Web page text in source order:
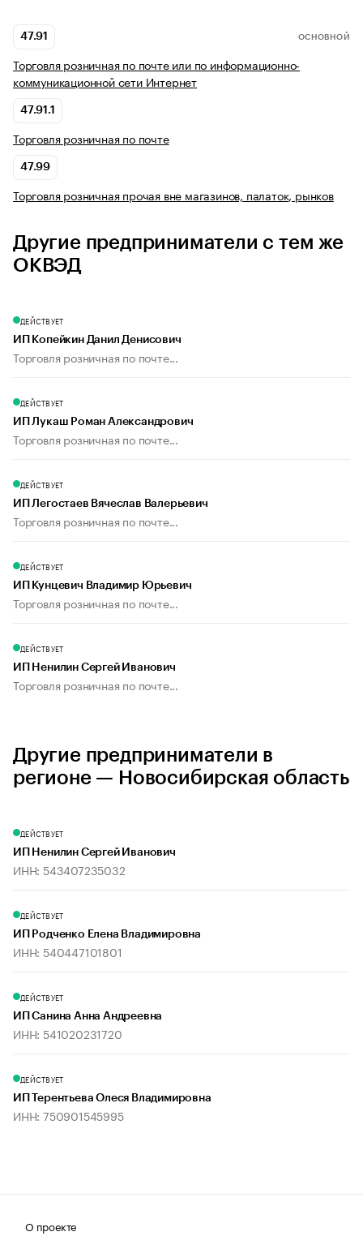
47.91 ОСНОВНОЙ
Торговля розничная по почте или по информационно-
коммуникационной сети Интернет
47.91.1
Торговля розничная по почте
47.99
Торговля розничная прочая вне магазинов, палаток, рынков
Другие предприниматели с тем же
ОКВЭД
ДЕЙСТВУЕТ
ИП Копейкин Данил Денисович
Торговля розничная по почте...
ДЕЙСТВУЕТ
ИП Лукаш Роман Александрович
Торговля розничная по почте...
ДЕЙСТВУЕТ
ИП Легостаев Вячеслав Валерьевич
Торговля розничная по почте...
ДЕЙСТВУЕТ
ИП Кунцевич Владимир Юрьевич
Торговля розничная по почте...
ДЕЙСТВУЕТ
ИП Ненилин Сергей Иванович
Торговля розничная по почте...
Другие предприниматели в
регионе — Новосибирская область
ДЕЙСТВУЕТ
ИП Ненилин Сергей Иванович
ИНН: 543407235032
ДЕЙСТВУЕТ
ИП Родченко Елена Владимировна
ИНН: 540447101801
ДЕЙСТВУЕТ
ИП Санина Анна Андреевна
ИНН: 541020231720
ДЕЙСТВУЕТ
ИП Терентьева Олеся Владимировна
ИНН: 750901545995
О проекте